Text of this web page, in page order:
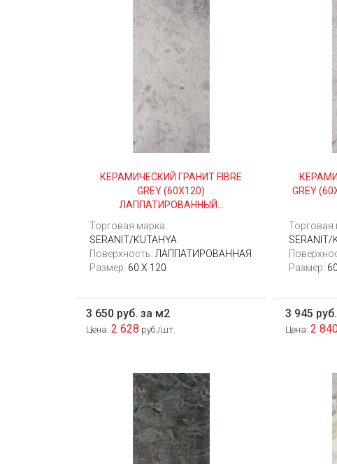
КЕРАМИЧЕСКИЙ ГРАНИТ FIBRE
GREY (60Х120)
ЛАППАТИРОВАННЫЙ...
Торговая марка:
SERANIT/KUTAHYA
Поверхность: ЛАППАТИРОВАННАЯ
Размер: 60 X 120
3 650 руб. за м2
Цена: 2 628 руб./шт.
GREY
Торговая
SERANIT/
Размер:
3 945
Цена: 2